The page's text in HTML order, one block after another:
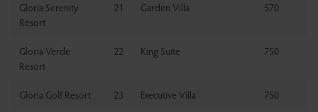
Gloria Serenity
Resort
21 Garden Villa 570
Gloria Verde
Resort
22 King Suite 750
Gloria Golf Resort 23 Executive Villa 750